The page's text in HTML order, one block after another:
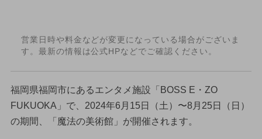
営業日時や料金などが変更になっている場合がございま
す。最新の情報は公式HPなどでご確認ください。
福岡県福岡市にあるエンタメ施設「BOSS E・ZO
FUKUOKA」で、2024年6月15日（土）〜8月25日（日）
の期間、「魔法の美術館」が開催されます。